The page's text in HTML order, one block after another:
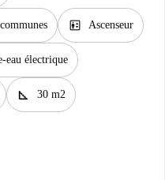
elevator Ascenseur
eau électrique
square_foot 30 m2